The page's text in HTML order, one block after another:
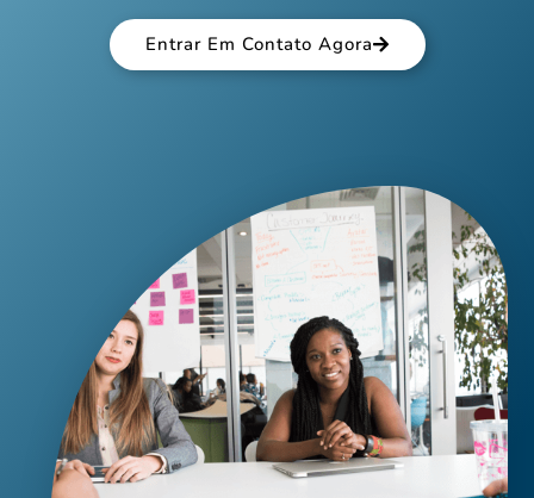
Entrar Em Contato Agora